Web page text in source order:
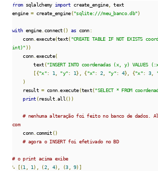
from sqlalchemy import create_engine,
text
engine = create_engine("sqlite:///meu_banco.db")
with engine. connect () as conn:
    conn
. execute(text("CREATE TABLE IF NOT EXISTS
int)" ))
    conn
. execute(
        text
("INSERT INTO coordenadas (x, y) VALUES
[{"x": 1 "y": 1}, {"x": 2 "y": 4}, {"x": 3,
)
    result
= conn.execute(text("SELECT * FROM
print (result.all ())
# nenhuma alteração foi feito no banco de dados.
com
    conn
. commit ()
# agora o INSERT foi efetivado no BD
# o print acima exibe
↳
[(1 1 ), (2 4), (3, 9)]